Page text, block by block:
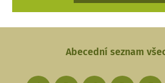
Abecední seznam